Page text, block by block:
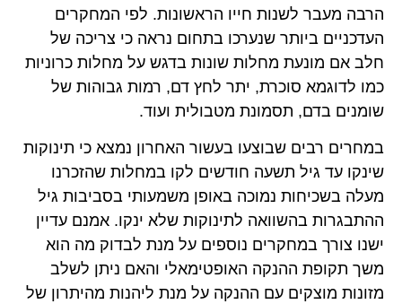
הרבה מעבר לשנות חייו הראשונות. לפי המחקרים
העדכניים ביותר שנערכו בתחום נראה כי צריכה של
חלב אם מונעת מחלות שונות בדגש על מחלות כרוניות
כמו לדוגמא סוכרת, יתר לחץ דם, רמות גבוהות של
שומנים בדם, תסמונת מטבולית ועוד.
במחרים רבים שבוצעו בעשור האחרון נמצא כי תינוקות
שינקו עד גיל תשעה חודשים לקו במחלות שהזכרנו
מעלה בשכיחות נמוכה באופן משמעותי בסביבות גיל
ההתבגרות בהשוואה לתינוקות שלא ינקו. אמנם עדיין
ישנו צורך במחקרים נוספים על מנת לבדוק מה הוא
משך תקופת ההנקה האופטימאלי והאם ניתן לשלב
מזונות מוצקים עם ההנקה על מנת ליהנות מהיתרון של